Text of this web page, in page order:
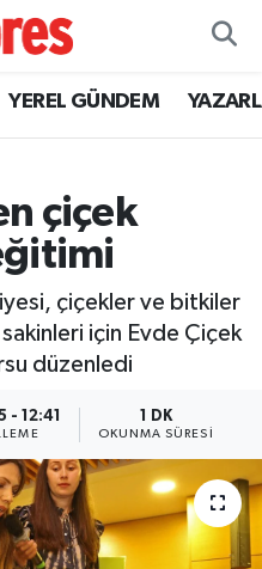
YEREL GÜNDEM
çiçek
çiçekler ve bitkiler
için Evde Çiçek
düzenledi
- 12:41 1 DK
OKUNMA SÜRESI
ve Fikstür